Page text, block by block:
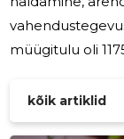
vahendustegevus
müügitulu oli
kõik artiklid